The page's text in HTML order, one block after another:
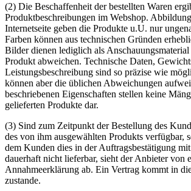
(2) Die Beschaffenheit der bestellten Waren
Produktbeschreibungen im Webshop.
Internetseite geben die Produkte u.U. nur
Farben können aus technischen Gründen
Bilder dienen lediglich als
Produkt abweichen. Technische Daten,
Leistungsbeschreibung sind so präzise wie
können aber die üblichen Abweichungen
beschriebenen Eigenschaften stellen keine
gelieferten Produkte dar.
(3) Sind zum Zeitpunkt der Bestellung des
des von ihm ausgewählten Produkts verfügbar,
dem Kunden dies in der Auftragsbestätigung
dauerhaft nicht lieferbar, sieht der Anbieter von
Annahmeerklärung ab. Ein Vertrag kommt in
zustande.